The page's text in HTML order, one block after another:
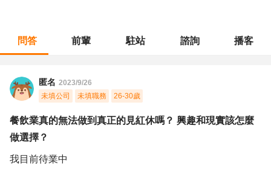
問答 前輩 駐站 諮詢 播客
匿名 2023/9/26
未填公司
未填職務 26-30歲
餐飲業真的無法做到真正的見紅休嗎？ 興趣和現實該怎麼
做選擇？
我目前待業中